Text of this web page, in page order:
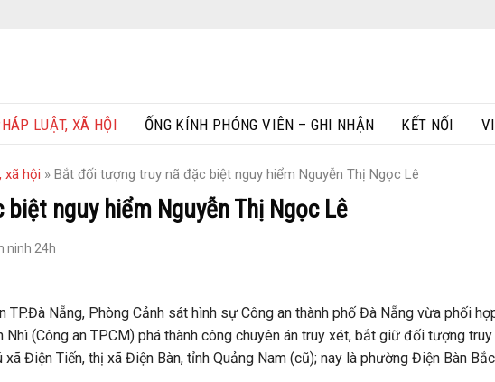
LUẬT, XÃ HỘI ỐNG KÍNH PHÓNG VIÊN – GHI NHẬN KẾT NỐI
xã hội » Bắt đối tượng truy nã đặc biệt nguy hiểm Nguyễn Thị Ngọc Lê
nguy hiểm Nguyễn Thị Ngọc Lê
ninh 24h
Nẵng, Phòng Cảnh sát hình sự Công an thành phố Đà Nẵng vừa phối
(Công an TP.CM) phá thành công chuyên án truy xét, bắt giữ đối tượng
Điện Tiến, thị xã Điện Bàn, tỉnh Quảng Nam (cũ); nay là phường Điện Bàn